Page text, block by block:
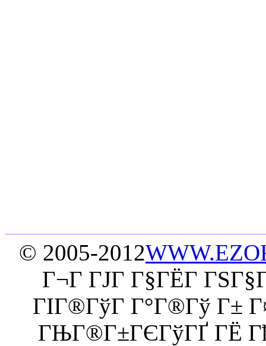
© 2005-2012
Г¬Г ГЈГ Г§ГЁГ­
ГІГ®ГўГ Г°Г®Гў Г±
ГЊГ®Г±ГЄГўГҐ ГЁ